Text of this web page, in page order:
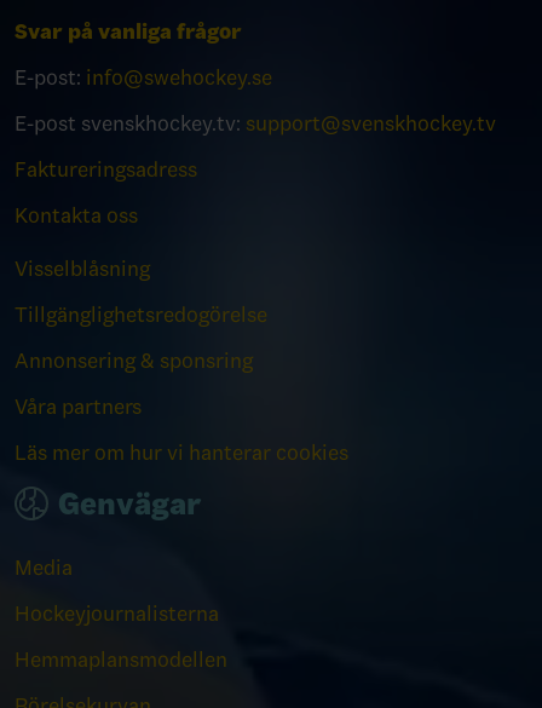
Svar på vanliga frågor
E-post: info@swehockey.se
E-post svenskhockey.tv: support@svenskhockey.tv
Faktureringsadress
Kontakta oss
Visselblåsning
Tillgänglighetsredogörelse
Annonsering & sponsring
Våra partners
Läs mer om hur vi hanterar cookies
Genvägar
Media
Hockeyjournalisterna
Hemmaplansmodellen